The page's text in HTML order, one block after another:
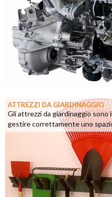
ATTREZZI DA GIARDINAGGIO
Gli attrezzi da giardinaggio sono
gestire correttamente uno